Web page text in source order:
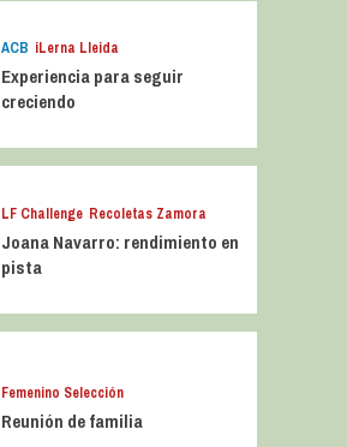
ACB iLerna Lleida
Experiencia para seguir
creciendo
LF Challenge Recoletas Zamora
Joana Navarro: rendimiento en
pista
Femenino Selección
Reunión de familia